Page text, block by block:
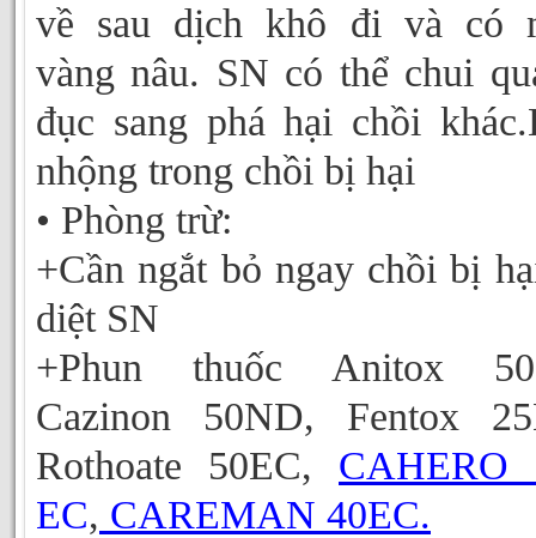
về sau dịch khô đi và có
vàng nâu. SN có thể chui
đục sang phá hại chồi
nhộng trong chồi bị hại
• Phòng trừ:
+Cần ngắt bỏ ngay chồi bị
diệt SN
+Phun thuốc Anitox
Cazinon 50ND, Fentox
Rothoate 50EC, CAHERO
EC, CAREMAN 40EC.